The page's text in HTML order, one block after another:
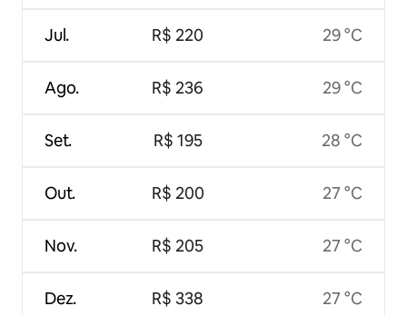
Jul.
Ago.
Set.
Out.
Nov.
Dez.
R$ 220
R$ 236
R$ 195
R$ 200
R$ 205
R$ 338
29 °C
29 °C
28 °C
27 °C
27 °C
27 °C